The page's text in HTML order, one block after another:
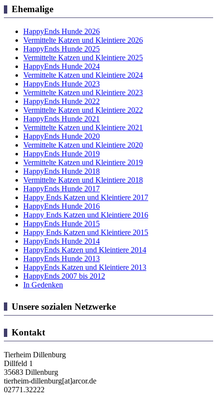
Ehemalige
HappyEnds Hunde 2026
Vermittelte Katzen und Kleintiere 2026
HappyEnds Hunde 2025
Vermittelte Katzen und Kleintiere 2025
HappyEnds Hunde 2024
Vermittelte Katzen und Kleintiere 2024
HappyEnds Hunde 2023
Vermittelte Katzen und Kleintiere 2023
HappyEnds Hunde 2022
Vermittelte Katzen und Kleintiere 2022
HappyEnds Hunde 2021
Vermittelte Katzen und Kleintiere 2021
HappyEnds Hunde 2020
Vermittelte Katzen und Kleintiere 2020
HappyEnds Hunde 2019
Vermittelte Katzen und Kleintiere 2019
HappyEnds Hunde 2018
Vermittelte Katzen und Kleintiere 2018
HappyEnds Hunde 2017
Happy Ends Katzen und Kleintiere 2017
HappyEnds Hunde 2016
Happy Ends Katzen und Kleintiere 2016
HappyEnds Hunde 2015
Happy Ends Katzen und Kleintiere 2015
HappyEnds Hunde 2014
HappyEnds Katzen und Kleintiere 2014
HappyEnds Hunde 2013
HappyEnds Katzen und Kleintiere 2013
HappyEnds 2007 bis 2012
In Gedenken
Unsere sozialen Netzwerke
Kontakt
Tierheim Dillenburg
Dillfeld 1
35683 Dillenburg
tierheim-dillenburg[at]arcor.de
02771.32222